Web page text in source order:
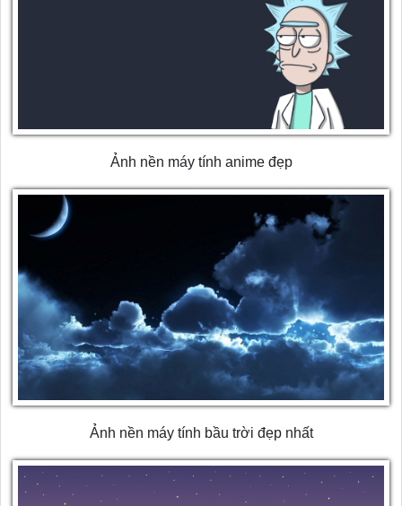
Ảnh nền máy tính anime đẹp
Ảnh nền máy tính bầu trời đẹp nhất